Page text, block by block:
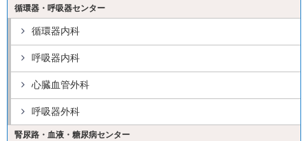
循環器・呼吸器センター
循環器内科
呼吸器内科
心臓血管外科
呼吸器外科
腎尿路・血液・糖尿病センター